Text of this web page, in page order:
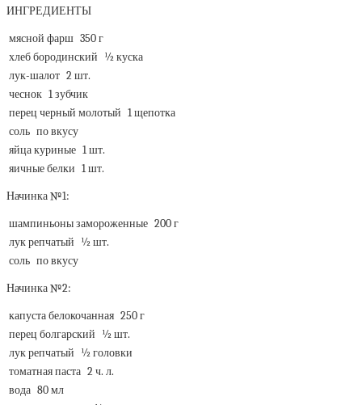
ИНГРЕДИЕНТЫ
мясной фарш 350 г
хлеб бородинский ½ куска
лук-шалот 2 шт.
чеснок 1 зубчик
перец черный молотый 1 щепотка
соль по вкусу
яйца куриные 1 шт.
яичные белки 1 шт.
Начинка №1:
шампиньоны замороженные 200 г
лук репчатый ½ шт.
соль по вкусу
Начинка №2:
капуста белокочанная 250 г
перец болгарский ½ шт.
лук репчатый ½ головки
томатная паста 2 ч. л.
вода 80 мл